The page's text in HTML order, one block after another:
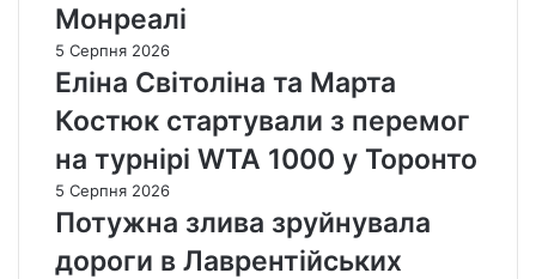
Монреалі
5 Серпня 2026
Еліна Світоліна та Марта
Костюк стартували з перемог
на турнірі WTA 1000 у Торонто
5 Серпня 2026
Потужна злива зруйнувала
дороги в Лаврентійських